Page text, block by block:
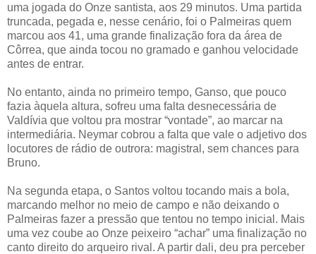
uma jogada do Onze santista, aos 29 minutos. Uma partida
truncada, pegada e, nesse cenário, foi o Palmeiras quem
marcou aos 41, uma grande finalização fora da área de
Côrrea, que ainda tocou no gramado e ganhou velocidade
antes de entrar.
No entanto, ainda no primeiro tempo, Ganso, que pouco
fazia àquela altura, sofreu uma falta desnecessária de
Valdívia que voltou pra mostrar “vontade”, ao marcar na
intermediária. Neymar cobrou a falta que vale o adjetivo dos
locutores de rádio de outrora: magistral, sem chances para
Bruno.
Na segunda etapa, o Santos voltou tocando mais a bola,
marcando melhor no meio de campo e não deixando o
Palmeiras fazer a pressão que tentou no tempo inicial. Mais
uma vez coube ao Onze peixeiro “achar” uma finalização no
canto direito do arqueiro rival. A partir dali, deu pra perceber